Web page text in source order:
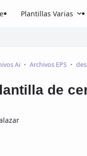
Plantillas Varias
Ai Archivos EPS
de